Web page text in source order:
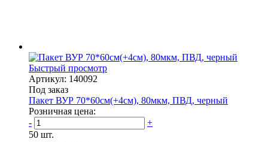
Быстрый просмотр
Артикул: 140092
Под заказ
Пакет ВУР 70*60см(+4см), 80мкм, ПВД, черный
Розничная цена:
-
+
50 шт.